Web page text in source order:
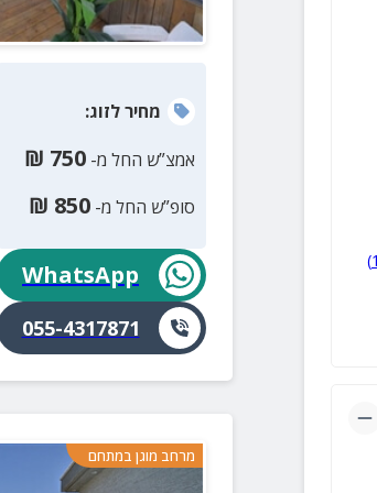
)
מחירלזוג:
אמצ”ש החל מ- 750
₪
סופ”ש החל מ- 850
₪
WhatsApp
055-4317871
מרחב מוגן במתחם